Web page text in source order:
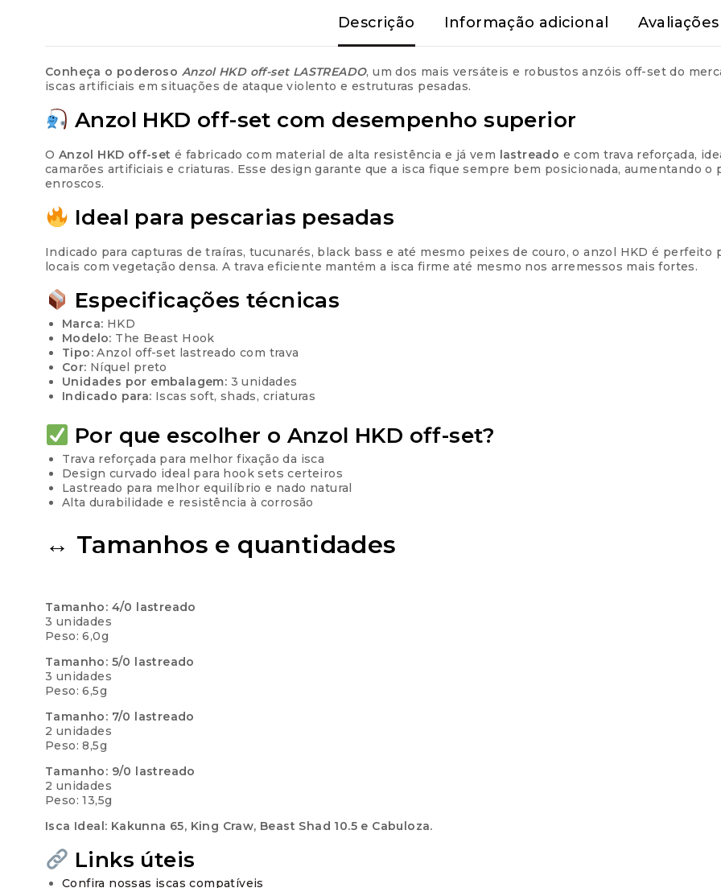
Descrição Informação adicional
Conheça o poderoso Anzol HKD off-set LASTREADO, um dos mais versáteis e robustos anzóis off-set do
iscas artificiais em situações de ataque violento e estruturas pesadas.
Anzol HKD off-set com desempenho superior
O Anzol HKD off-set é fabricado com material de alta resistência e já vem lastreado e com trava reforçada,
camarões artificiais e criaturas. Esse design garante que a isca fique sempre bem posicionada, aumentando
enroscos.
Ideal para pescarias pesadas
Indicado para capturas de traíras, tucunarés, black bass e até mesmo peixes de couro, o anzol HKD é perfeito
locais com vegetação densa. A trava eficiente mantém a isca firme até mesmo nos arremessos mais fortes.
Especificações técnicas
Marca: HKD
Modelo: The Beast Hook
Tipo: Anzol off-set lastreado com trava
Cor: Níquel preto
Unidades por embalagem: 3 unidades
Indicado para: Iscas soft, shads, criaturas
Por que escolher o Anzol HKD off-set?
Trava reforçada para melhor fixação da isca
Design curvado ideal para hook sets certeiros
Lastreado para melhor equilíbrio e nado natural
Alta durabilidade e resistência à corrosão
↔️ Tamanhos e quantidades
Tamanho: 4/0 lastreado
3 unidades
Peso: 6,0g
Tamanho: 5/0 lastreado
3 unidades
Peso: 6,5g
Tamanho: 7/0 lastreado
2 unidades
Peso: 8,5g
Tamanho: 9/0 lastreado
2 unidades
Peso: 13,5g
Isca Ideal: Kakunna 65, King Craw, Beast Shad 10.5 e Cabuloza.
Links úteis
Confira nossas iscas compatíveis